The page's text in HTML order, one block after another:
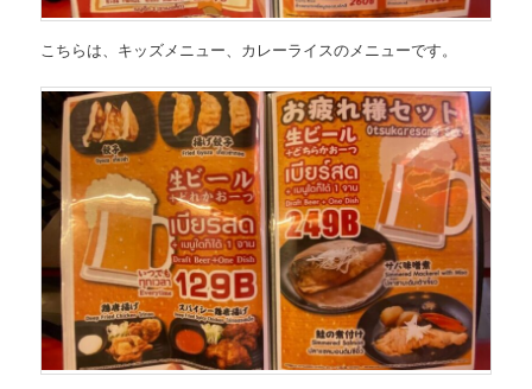
こちらは、 キッズメニュー、カレーライスのメニューです。